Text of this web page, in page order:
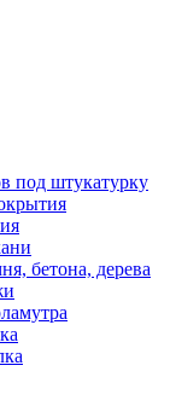
под штукатурку
бетона, дерева